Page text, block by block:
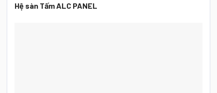
Hệ sàn Tấm ALC PANEL